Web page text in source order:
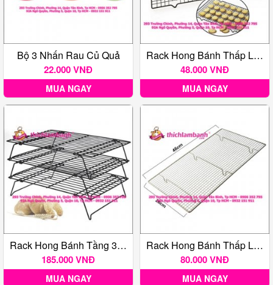
Bộ 3 Nhấn Rau Củ Quả
22.000 VNĐ
MUA NGAY
Rack Hong Bánh Thấp Loại Nhỏ ( 25x40)
48.000 VNĐ
MUA NGAY
Rack Hong Bánh Tầng 3 Tầng
185.000 VNĐ
MUA NGAY
Rack Hong Bánh Thấp Loại Lớn ( 46x26cm)
80.000 VNĐ
MUA NGAY